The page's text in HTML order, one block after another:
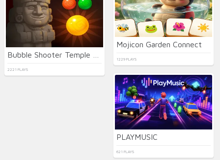
2221 PLAYS
Mojicon Garden Connect
1229 PLAYS
PLAYMUSIC
621 PLAYS